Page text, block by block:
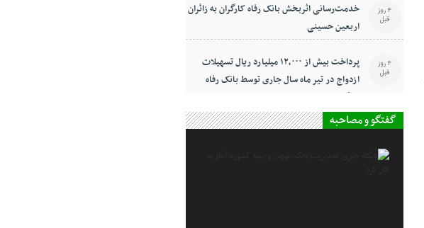
خدمت‌رسانی اثربخش بانک رفاه کارگران به زائران
اربعین حسینی
4 روز
قبل
پرداخت بیش از ۱۲,۰۰۰ میلیارد ریال تسهیلات
ازدواج در تیر ماه سال جاری توسط بانک رفاه
کارگران
4 روز
قبل
گفتگو و مصاحبه